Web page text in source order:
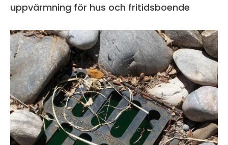
uppvärmning för hus och fritidsboende